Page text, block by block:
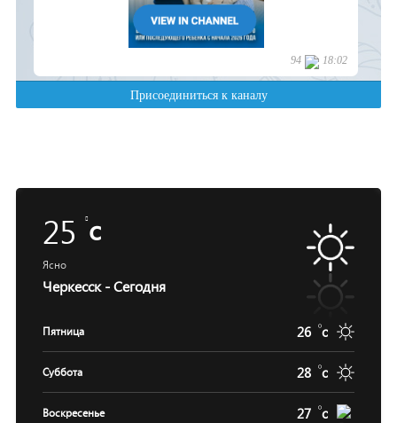
25 c
Ясно
Черкесск - Сегодня
Пятница 26 c
Суббота 28 c
Воскресенье 27 c